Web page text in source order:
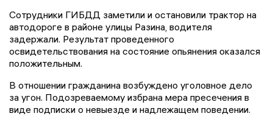
Сотрудники ГИБДД заметили и остановили трактор на
автодороге в районе улицы Разина, водителя
задержали. Результат проведенного
освидетельствования на состояние опьянения оказался
положительным.
В отношении гражданина возбуждено уголовное дело
за угон. Подозреваемому избрана мера пресечения в
виде подписки о невыезде и надлежащем поведении.